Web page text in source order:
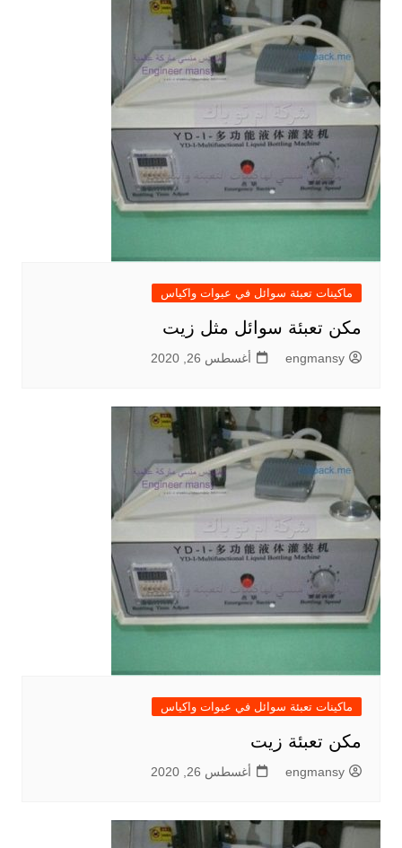
ماكينات تعبئة سوائل في عبوات واكياس
مكن تعبئة سوائل مثل زيت
engmansy أغسطس 26, 2020
ماكينات تعبئة سوائل في عبوات واكياس
مكن تعبئة زيت
engmansy أغسطس 26, 2020